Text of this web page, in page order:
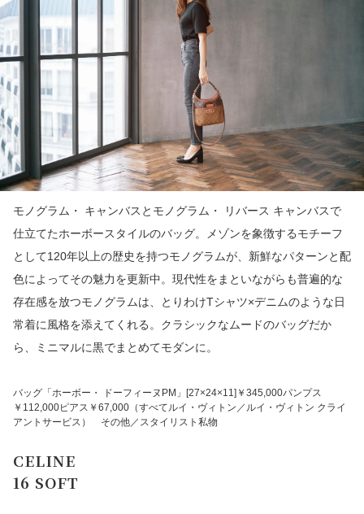
モノグラム・ キャンバスとモノグラム・ リバース キャンバスで
仕立てたホーボースタイルのバッグ。メゾンを象徴するモチーフ
として120年以上の歴史を持つモノグラムが、新鮮なパターンと配
色によってその魅力を更新中。現代性をまといながらも普遍的な
存在感を放つモノグラムは、とりわけTシャツ×デニムのような日
常着に風格を添えてくれる。クラシックなムードのバッグだか
ら、ミニマルに黒でまとめてモダンに。
バッグ「ホーボー・ ドーフィーヌPM」[27×24×11]￥345,000パンプス
￥112,000ピアス￥67,000（すべてルイ・ヴィトン／ルイ・ヴィトン クライ
アントサービス） その他／スタイリスト私物
CELINE
16 SOFT